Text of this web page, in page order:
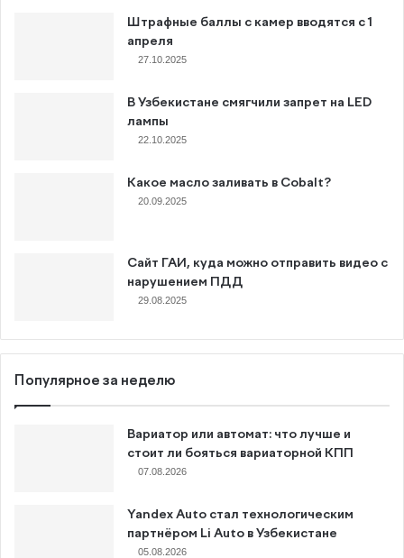
Штрафные баллы с камер вводятся с 1
апреля
27.10.2025
В Узбекистане смягчили запрет на LED
лампы
22.10.2025
Какое масло заливать в Cobalt?
20.09.2025
Сайт ГАИ, куда можно отправить видео с
нарушением ПДД
29.08.2025
Популярное за неделю
Вариатор или автомат: что лучше и
стоит ли бояться вариаторной КПП
07.08.2026
Yandex Auto стал технологическим
партнёром Li Auto в Узбекистане
05.08.2026